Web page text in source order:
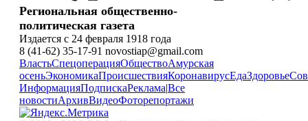
Региональная общественно-
политическая газета
Издается с 24 февраля 1918 года
8 (41-62) 35-17-91 novostiap@gmail.com
ВластьСпецоперацияОбществоАмурская
осеньЭкономикаПроисшествияКоронавирусЕдаЗдоровье
ИнформацияПодпискаРеклама|Все
новостиАрхивВидеоФоторепортажи